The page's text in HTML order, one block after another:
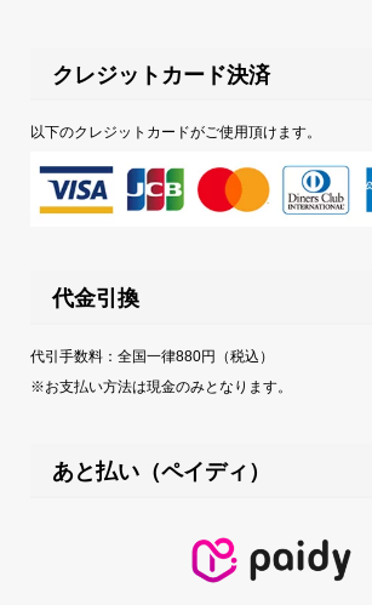
クレジットカード決済
以下のクレジットカードがご使用頂けます。
代金引換
代引手数料：全国一律880円（税込）
※お支払い方法は現金のみとなります。
あと払い（ペイディ）